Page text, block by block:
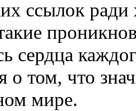
ссылок
сердца
о том, что
мире.